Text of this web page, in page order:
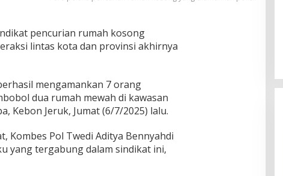
pencurian rumah kosong
lintas kota dan provinsi akhirnya
mengamankan 7 orang
dua rumah mewah di kawasan
Kebon Jeruk, Jumat (6/7/2025) lalu.
Kombes Pol Twedi Aditya Bennyahdi
yang tergabung dalam sindikat ini,